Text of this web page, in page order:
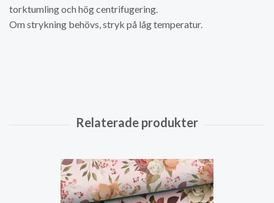
torktumling och hög centrifugering.
Om strykning behövs, stryk på låg temperatur.